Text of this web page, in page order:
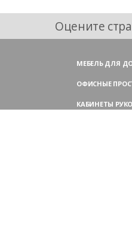
Оцените
МЕБЕЛЬ ДЛЯ
ОФИСНЫЕ
КАБИНЕТЫ